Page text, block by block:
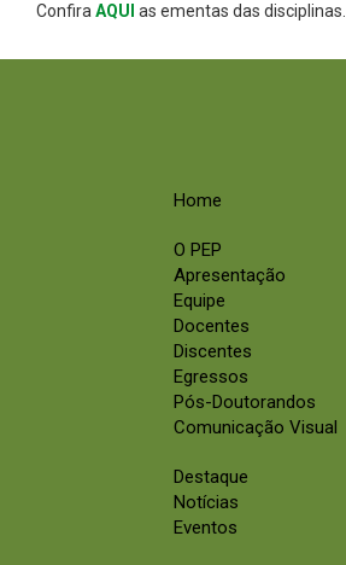
ConfiraAQUI as ementas das disciplinas.
Home
O PEP
Apresentação
Equipe
Docentes
Discentes
Egressos
Pós-Doutorandos
Comunicação Visual
Destaque
Notícias
Eventos